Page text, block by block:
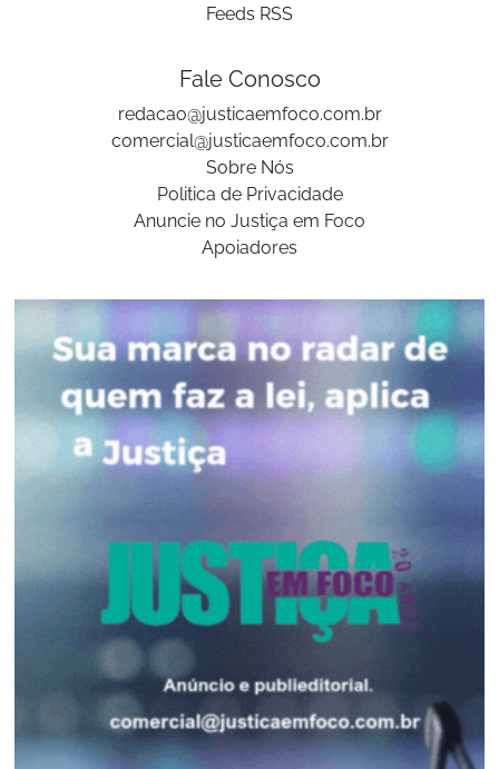
Feeds RSS
Fale Conosco
redacao@justicaemfoco.com.br
comercial@justicaemfoco.com.br
Sobre Nós
Politica de Privacidade
Anuncie no Justiça em Foco
Apoiadores